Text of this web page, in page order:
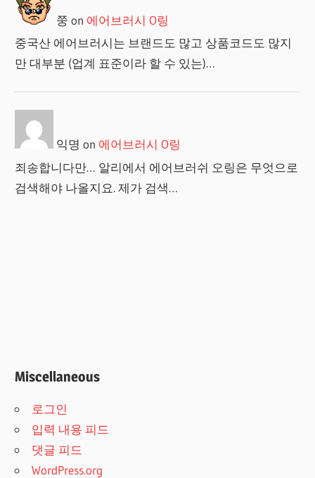
쭝 on 에어브러시 O링
중국산 에어브러시는 브랜드도 많고 상품코드도 많지
만 대부분 (업계 표준이라 할 수 있는)…
익명 on 에어브러시 O링
죄송합니다만… 알리에서 에어브러쉬 오링은 무엇으로
검색해야 나올지요. 제가 검색…
Miscellaneous
로그인
입력 내용 피드
댓글 피드
WordPress.org